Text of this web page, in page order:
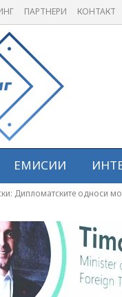
ПАРТНЕРИ КОНТАКТ
ЕМИСИИ
Дипломатските односи